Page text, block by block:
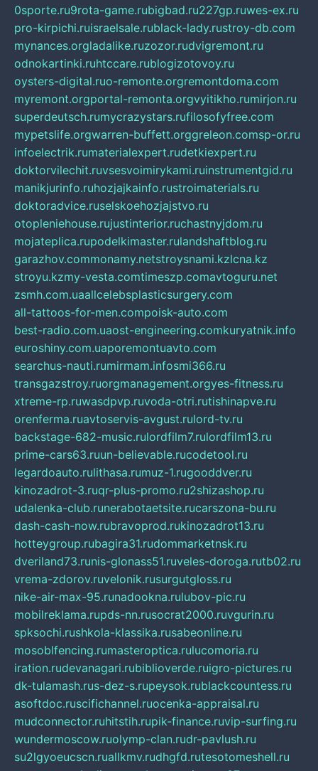
0sporte.ru9rota-game.rubigbad.ru227gp.ruwes-ex.ru
pro-kirpichi.ruisraelsale.rublack-lady.rustroy-db.com
mynances.orgladalike.ruzozor.rudvigremont.ru
odnokartinki.ruhtccare.rublogizotovoy.ru
oysters-digital.ruo-remonte.orgremontdoma.com
myremont.orgportal-remonta.orgvyitikho.rumirjon.ru
superdeutsch.rumycrazystars.rufilosofyfree.com
mypetslife.orgwarren-buffett.orggreleon.comsp-or.ru
infoelectrik.rumaterialexpert.rudetkiexpert.ru
doktorvilechit.ruvsesvoimirykami.ruinstrumentgid.ru
manikjurinfo.ruhozjajkainfo.rustroimaterials.ru
doktoradvice.ruselskoehozjajstvo.ru
otopleniehouse.rujustinterior.ruchastnyjdom.ru
mojateplica.rupodelkimaster.rulandshaftblog.ru
garazhov.commonamy.netstroysnami.kzlcna.kz
stroyu.kzmy-vesta.comtimeszp.comavtoguru.net
zsmh.com.uaallcelebsplasticsurgery.com
all-tattoos-for-men.compoisk-auto.com
best-radio.com.uaost-engineering.comkuryatnik.info
euroshiny.com.uaporemontuavto.com
searchus-nauti.rumirmam.infosmi366.ru
transgazstroy.ruorgmanagement.orgyes-fitness.ru
xtreme-rp.ruwasdpvp.ruvoda-otri.rutishinapve.ru
orenferma.ruavtoservis-avgust.rulord-tv.ru
backstage-682-music.rulordfilm7.rulordfilm13.ru
prime-cars63.ruun-believable.rucodetool.ru
legardoauto.rulithasa.rumuz-1.rugooddver.ru
kinozadrot-3.ruqr-plus-promo.ru2shizashop.ru
udalenka-club.runerabotaetsite.rucarszona-bu.ru
dash-cash-now.rubravoprod.rukinozadrot13.ru
hotteygroup.rubagira31.rudommarketnsk.ru
dveriland73.runis-glonass51.ruveles-doroga.rutb02.ru
vrema-zdorov.ruvelonik.rusurgutgloss.ru
nike-air-max-95.runadookna.rulubov-pic.ru
mobilreklama.rupds-nn.rusocrat2000.ruvgurin.ru
spksochi.rushkola-klassika.rusabeonline.ru
mosoblfencing.rumasteroptica.rulucomoria.ru
iration.rudevanagari.rubiblioverde.ruigro-pictures.ru
dk-tulamash.rus-dez-s.rupeysok.rublackcountess.ru
asoftdoc.ruscifichannel.ruocenka-appraisal.ru
mudconnector.ruhitstih.rupik-finance.ruvip-surfing.ru
wundermoscow.ruolymp-clan.rudr-pavlush.ru
su2lgyoeucscn.ruallkmv.rudhgfd.rutesotomeshell.ru